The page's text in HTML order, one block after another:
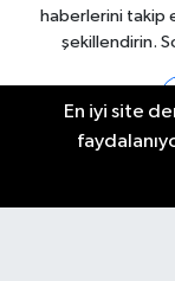
haberlerini takip
şekillendirin.
Ankara Nöbetçi
En iyi site